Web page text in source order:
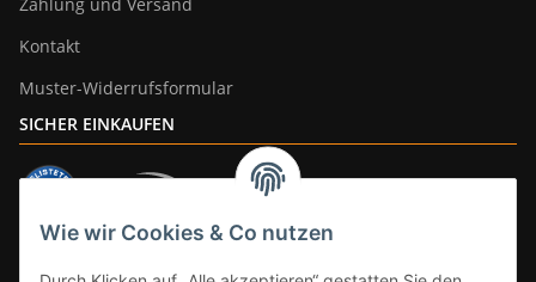
Wie wir Cookies & Co nutzen
Kontakt
Muster-Widerrufsformular
SICHER EINKAUFEN